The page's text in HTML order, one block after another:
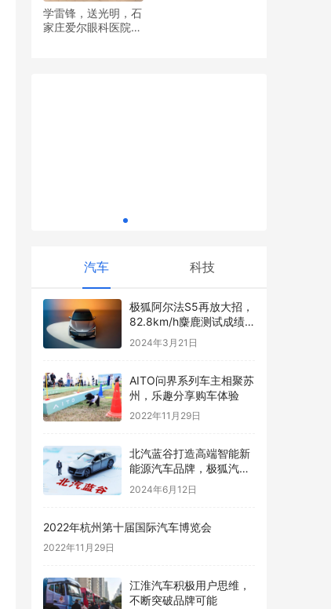
学雷锋，送光明，石
家庄爱尔眼科医院党
汽车 科技
极狐阿尔法S5再放大招，
82.8km/h麋鹿测试成绩
超过百万级豪华跑车
2024年3月21日
AITO问界系列车主相聚苏
州，乐趣分享购车体验
2022年11月29日
​北汽蓝谷打造高端智能新
能源汽车品牌，极狐汽车
销量大幅增长
2024年6月12日
2022年杭州第十届国际汽车博览会
2022年11月29日
江淮汽车积极用户思维，
不断突破品牌可能